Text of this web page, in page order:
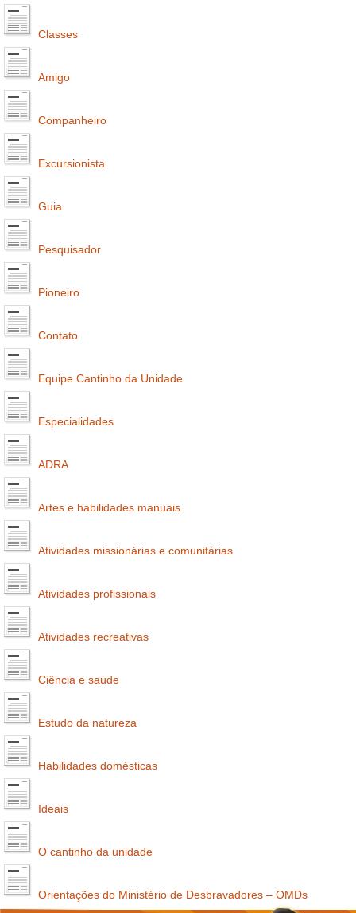
Classes
Amigo
Companheiro
Excursionista
Guia
Pesquisador
Pioneiro
Contato
Equipe Cantinho da Unidade
Especialidades
ADRA
Artes e habilidades manuais
Atividades missionárias e comunitárias
Atividades profissionais
Atividades recreativas
Ciência e saúde
Estudo da natureza
Habilidades domésticas
Ideais
O cantinho da unidade
Orientações do Ministério de Desbravadores – OMDs